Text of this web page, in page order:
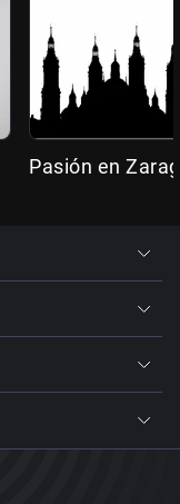
Pasión en